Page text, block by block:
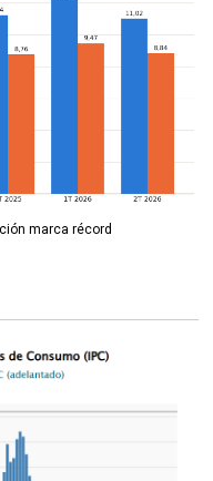
marca récord